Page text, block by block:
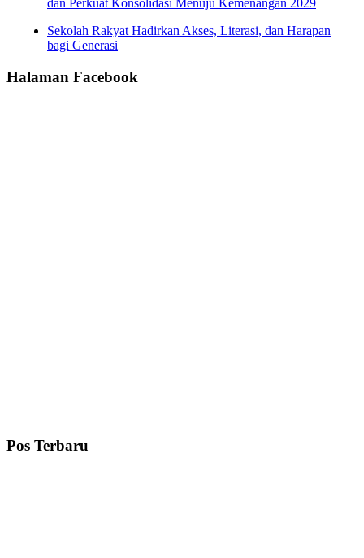
dan Perkuat Konsolidasi Menuju Kemenangan 2029
Sekolah Rakyat Hadirkan Akses, Literasi, dan Harapan
bagi Generasi
Halaman Facebook
Pos Terbaru